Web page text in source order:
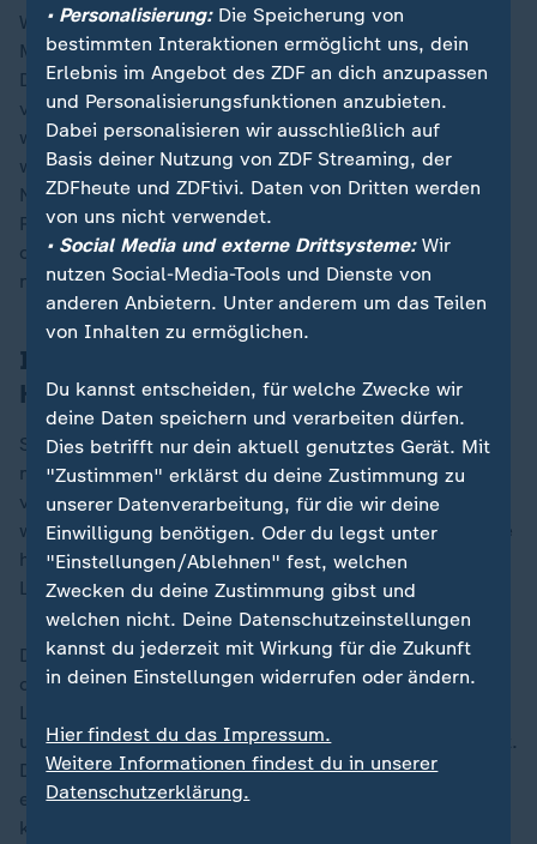
Wie die "Times of Israel" berichtet, wurden fünf
Menschen in Haifa durch Granatsplitter verletzt.
Darauf folgten weitere 15 Raketen aus dem Libanon,
von denen einige nach Militärangaben abgefangen
wurden. Andere gingen nieder. In der Stadt Tiberias
wurde den Berichten zufolge eine Person verletzt. Am
Nachmittag habe man dann eine weitere "große
Raketensalve" auf diese Gebiete abgefeuert, erklärte
die Hisbollah. Auch diese Angaben lassen sich derzeit
nicht unabhängig überprüfen.
Israels Armee geht massiv gegen
Hisbollah vor
Seit knapp zwei Wochen geht die israelische Armee
massiv gegen die mit der radikalislamischen Hamas
verbündete Hisbollah-Miliz im Libanonvor. Dabei
wurdenHisbollah-Chef Hassan Nasrallah sowie andere
hochrangige Kommandeure der Miliz durch gezielte
Luftangriffe getötet.
Die vomIran unterstützte Hisbollah hatte kurz nach
dem 7. Oktober 2023 mit verstärkten und ständigen
Luftangriffen eine zweite Front gegen Israel eröffnet
und die Angriffe in den vergangenen Wochen verstärkt.
Die libanesische Hisbollah hat Israel zum Jahrestag
erneut das Existenzrecht abgesprochen. Es gebe
keinen Platz für Israel "in unserer Region und in
• Personalisierung:Die Speicherung von
bestimmten Interaktionen ermöglicht uns, dein
Erlebnis im Angebot des ZDF an dich anzupassen
und Personalisierungsfunktionen anzubieten.
Dabei personalisieren wir ausschließlich auf
Basis deiner Nutzung von ZDF Streaming, der
ZDFheute und ZDFtivi. Daten von Dritten werden
von uns nicht verwendet.
• Social Media und externe Drittsysteme:Wir
nutzen Social-Media-Tools und Dienste von
anderen Anbietern. Unter anderem um das Teilen
von Inhalten zu ermöglichen.
Du kannst entscheiden, für welche Zwecke wir
deine Daten speichern und verarbeiten dürfen.
Dies betrifft nur dein aktuell genutztes Gerät. Mit
"Zustimmen" erklärst du deine Zustimmung zu
unserer Datenverarbeitung, für die wir deine
Einwilligung benötigen. Oder du legst unter
"Einstellungen/Ablehnen" fest, welchen
Zwecken du deine Zustimmung gibst und
welchen nicht. Deine Datenschutzeinstellungen
kannst du jederzeit mit Wirkung für die Zukunft
in deinen Einstellungen widerrufen oder ändern.
Hier findest du das Impressum.
Weitere Informationen findest du in unserer
Datenschutzerklärung.